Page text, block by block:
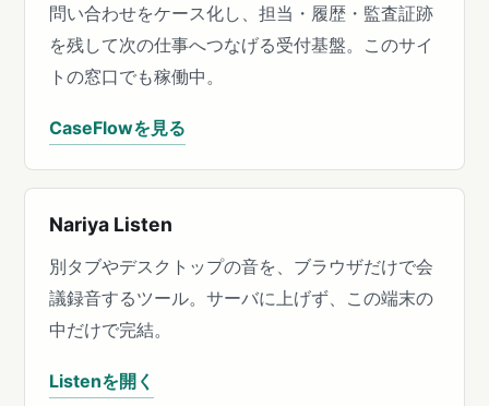
問い合わせをケース化し、担当・履歴・監査証跡
を残して次の仕事へつなげる受付基盤。このサイ
トの窓口でも稼働中。
CaseFlowを見る
Nariya Listen
別タブやデスクトップの音を、ブラウザだけで会
議録音するツール。サーバに上げず、この端末の
中だけで完結。
Listenを開く